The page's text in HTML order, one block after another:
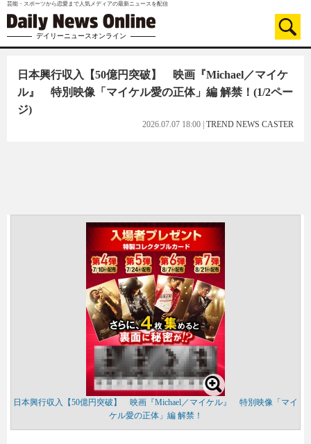
芸能・スポーツから恋愛まで人気メディアの最新ニュースを配信
デイリーニュースオンライン
日本興行収入【50億円突破】 映画『Michael／マイケ
ル』 特別映像「マイケル愛の正体」編 解禁！ (1/2ペー
ジ)
2026.07.07 18:00 TREND NEWS CASTER
日本興行収入【50億円突破】 映画『Michael／マイケル』 特別映像「マイ
ケル愛の正体」編 解禁！